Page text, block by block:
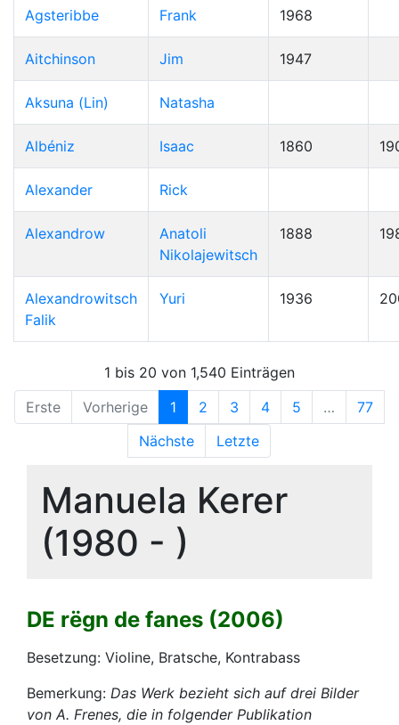
Agsteribbe Frank 1968
Aitchinson Jim 1947
Aksuna (Lin) Natasha
Albéniz Isaac 1860
Alexander Rick
Alexandrow
Anatoli
Nikolajewitsch
1888
Alexandrowitsch
Falik
Yuri 1936
1 bis 20 von 1,540 Einträgen
Erste
Vorherige 1 2 3 4 5 …
77
Nächste
Letzte
Manuela Kerer
(1980 - )
DE rёgn de fanes (2006)
Besetzung: Violine, Bratsche, Kontrabass
Bemerkung: Das Werk bezieht sich auf drei Bilder
von A. Frenes, die in folgender Publikation